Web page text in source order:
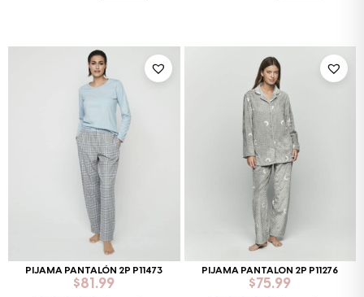
PIJAMA PANTALÓN 2P P11473
$81.99
PIJAMA PANTALON 2P P11276
$75.99